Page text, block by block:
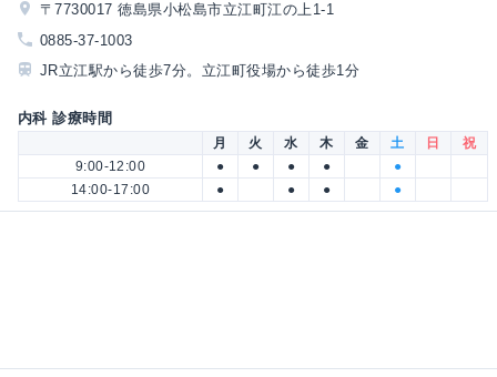
〒7730017 徳島県小松島市立江町江の上1-1
0885-37-1003
JR立江駅から徒歩7分。立江町役場から徒歩1分
内科 診療時間
月 火 水 木 金 土 日
祝
9:00-12:00
● ● ● ●
●
14:00-17:00
● ● ● ●